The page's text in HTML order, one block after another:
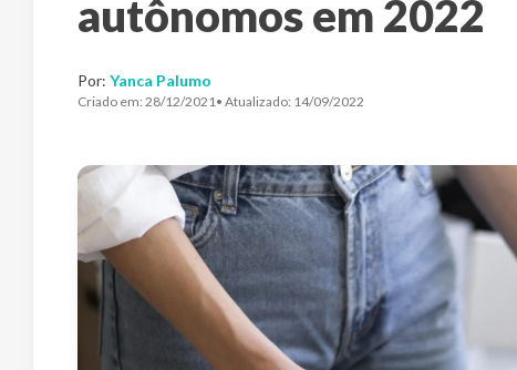
autônomos em 2022
Por: Yanca Palumo
Criado em: 28/12/2021• Atualizado: 14/09/2022